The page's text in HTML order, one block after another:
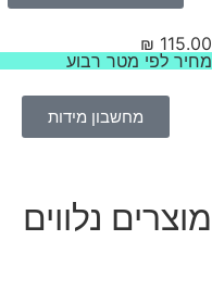
₪
לפי מטר רבוע
מחשבון מידות
נלווים